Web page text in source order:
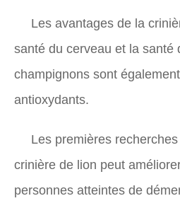
Les avantages de la
santé du cerveau et la santé
champignons sont
antioxydants.
Les premières
crinière de lion peut
personnes atteintes de